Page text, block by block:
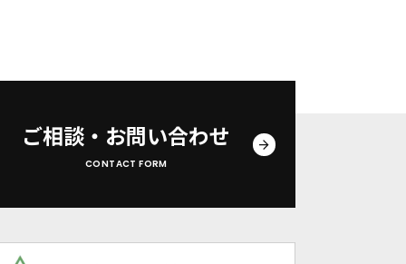
ご相談・お問い合わせ
CONTACT FORM